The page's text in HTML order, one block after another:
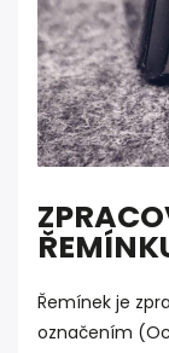
Řemínek je
označením